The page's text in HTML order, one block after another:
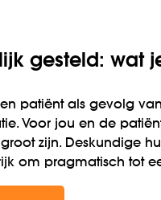
gesteld: wat
patiënt als gevolg
Voor jou en de
zijn. Deskundige
om pragmatisch tot